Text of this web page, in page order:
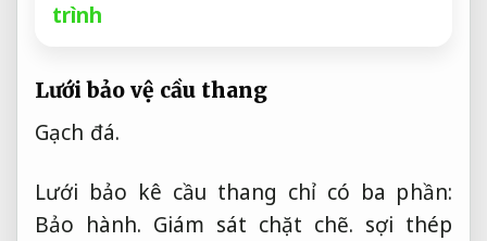
trình
Lưới bảo vệ cầu thang
Gạch đá.
Lưới bảo kê cầu thang chỉ có ba phần:
Bảo hành. Giám sát chặt chẽ. sợi thép